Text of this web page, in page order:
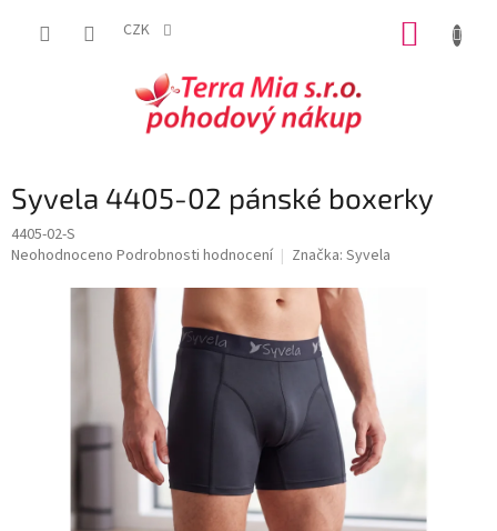
CZK
Syvela 4405-02 pánské boxerky
4405-02-S
Průměrné
Neohodnoceno Podrobnosti hodnocení Značka: Syvela